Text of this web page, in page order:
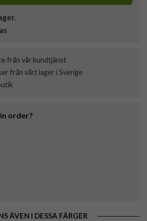
från vår kundtjänst
från vårt lager i Sverige
order?
ÄVEN I DESSA FÄRGER